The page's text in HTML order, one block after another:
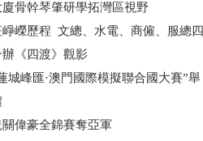
骨幹琴肇研學拓灣區視野
嶸歷程 文總、水電、商僱、服總四
《四渡》觀影
城峰匯·澳門國際模擬聯合國大賽”舉
偉豪全錦賽奪亞軍